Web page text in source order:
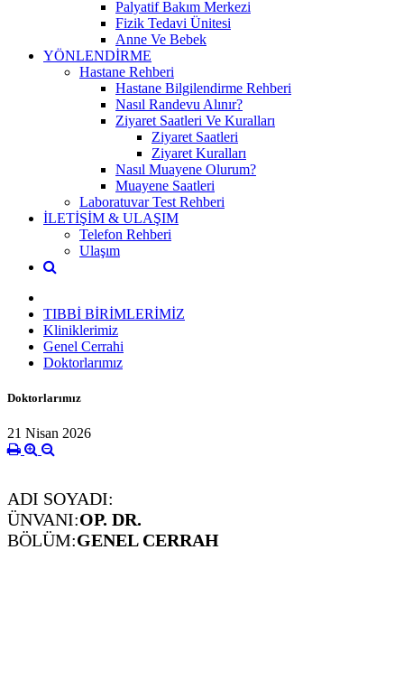
Palyatif Bakım Merkezi
Fizik Tedavi Ünitesi
Anne Ve Bebek
YÖNLENDİRME
Hastane Rehberi
Hastane Bilgilendirme Rehberi
Nasıl Randevu Alınır?
Ziyaret Saatleri Ve Kuralları
Ziyaret Saatleri
Ziyaret Kuralları
Nasıl Muayene Olurum?
Muayene Saatleri
Laboratuvar Test Rehberi
İLETİŞİM & ULAŞIM
Telefon Rehberi
Ulaşım
TIBBİ BİRİMLERİMİZ
Kliniklerimiz
Genel Cerrahi
Doktorlarımız
Doktorlarımız
21 Nisan 2026
ADI SOYADI:
ÜNVANI:OP. DR.
BÖLÜM:GENEL CERRAH